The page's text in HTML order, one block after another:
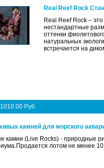
Real Reef Rock
Real Reef Rock –
нестандартные
оттенки
натуральных
встречается на
Руб.
камней для морского
камни (Live Rocks) - природные
лотом не менее 10